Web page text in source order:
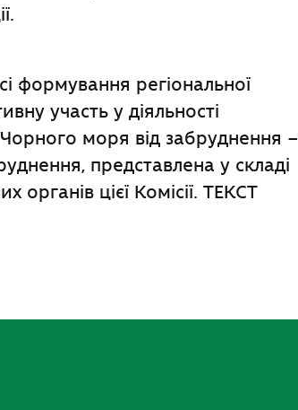
формування регіональної
участь у діяльності
моря від забруднення –
представлена у складі
цієї Комісії. ТЕКСТ